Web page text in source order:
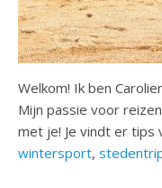
Welkom! Ik ben
Mijn passie voor
met je! Je vindt er tips
wintersport,